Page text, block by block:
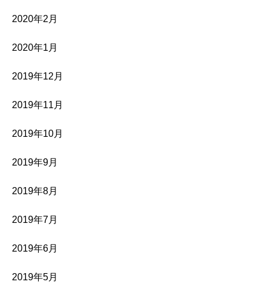
2020年2月
2020年1月
2019年12月
2019年11月
2019年10月
2019年9月
2019年8月
2019年7月
2019年6月
2019年5月